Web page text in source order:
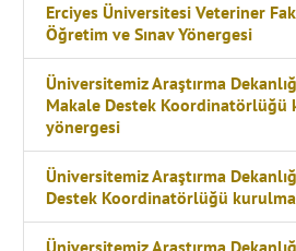
Erciyes Üniversitesi Veteriner
Öğretim ve Sınav Yönergesi
Üniversitemiz Araştırma
Makale Destek Koordinatörlüğü
yönergesi
Üniversitemiz Araştırma
Destek Koordinatörlüğü
Üniversitemiz Araştırma